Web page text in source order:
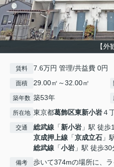
【外
賃料 7.6万円 管理/共益費 0円
面積 29.00㎡～32.00㎡
築年数 築53年
所在地 東京都葛飾区東新小岩４
交通 総武線 「新小岩 」駅 徒歩
京成押上線 「京成立石 」
総武線 「小岩 」駅 徒歩30
備考
歩いて374mの場所に、